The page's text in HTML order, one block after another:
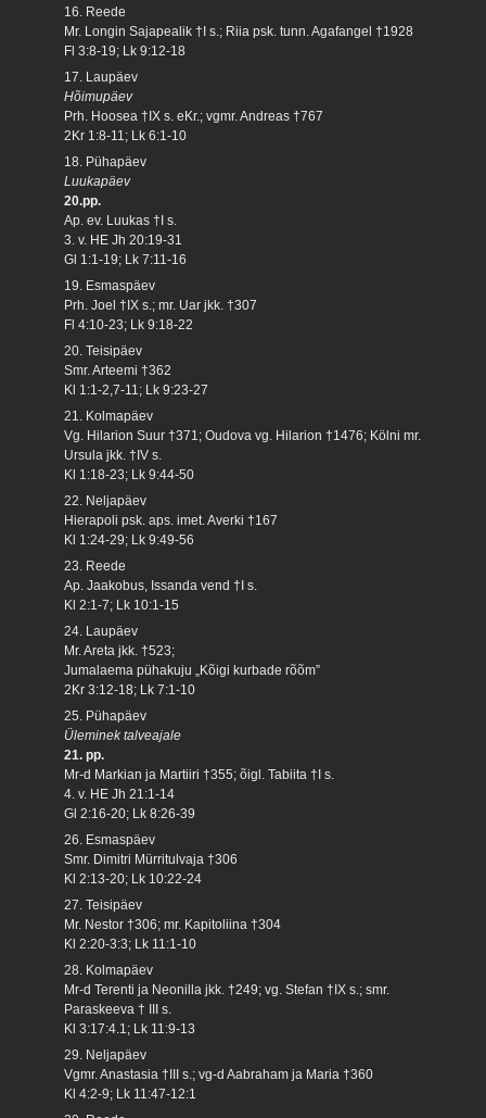
16. Reede
Mr. Longin Sajapealik †I s.; Riia psk. tunn. Agafangel †1928
Fl 3:8-19; Lk 9:12-18
17. Laupäev
Hõimupäev
Prh. Hoosea †IX s. eKr.; vgmr. Andreas †767
2Kr 1:8-11; Lk 6:1-10
18. Pühapäev
Luukapäev
20.pp.
Ap. ev. Luukas †I s.
3. v. HE Jh 20:19-31
Gl 1:1-19; Lk 7:11-16
19. Esmaspäev
Prh. Joel †IX s.; mr. Uar jkk. †307
Fl 4:10-23; Lk 9:18-22
20. Teisipäev
Smr. Arteemi †362
Kl 1:1-2,7-11; Lk 9:23-27
21. Kolmapäev
Vg. Hilarion Suur †371; Oudova vg. Hilarion †1476; Kölni mr.
Ursula jkk. †IV s.
Kl 1:18-23; Lk 9:44-50
22. Neljapäev
Hierapoli psk. aps. imet. Averki †167
Kl 1:24-29; Lk 9:49-56
23. Reede
Ap. Jaakobus, Issanda vend †I s.
Kl 2:1-7; Lk 10:1-15
24. Laupäev
Mr. Areta jkk. †523;
Jumalaema pühakuju „Kõigi kurbade rõõm”
2Kr 3:12-18; Lk 7:1-10
25. Pühapäev
Üleminek talveajale
21. pp.
Mr-d Markian ja Martiiri †355; õigl. Tabiita †I s.
4. v. HE Jh 21:1-14
Gl 2:16-20; Lk 8:26-39
26. Esmaspäev
Smr. Dimitri Mürritulvaja †306
Kl 2:13-20; Lk 10:22-24
27. Teisipäev
Mr. Nestor †306; mr. Kapitoliina †304
Kl 2:20-3:3; Lk 11:1-10
28. Kolmapäev
Mr-d Terenti ja Neonilla jkk. †249; vg. Stefan †IX s.; smr.
Paraskeeva † III s.
Kl 3:17:4.1; Lk 11:9-13
29. Neljapäev
Vgmr. Anastasia †III s.; vg-d Aabraham ja Maria †360
Kl 4:2-9; Lk 11:47-12:1